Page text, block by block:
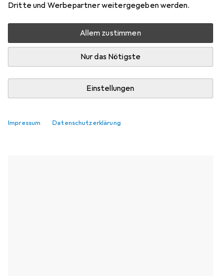
Dritte und Werbepartner weitergegeben werden.
Allem zustimmen
Nur das Nötigste
Einstellungen
Impressum Datenschutzerklärung
Vergleichen
Kostenloser Versand ab 30,– i
Verfügbarkeit